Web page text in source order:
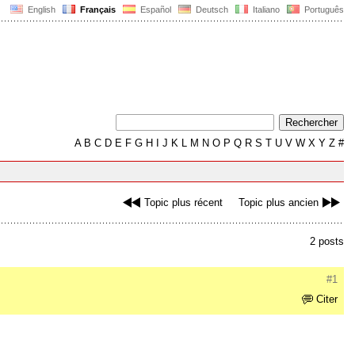
English Français Español Deutsch Italiano Português
AB C D E F G H J K L M N O P Q R S T U V W X Y Z #
Topic plus récent Topic plus ancien
2 posts
#1
Citer